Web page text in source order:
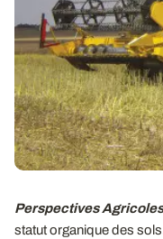
Perspectives Agricoles
statut organique des